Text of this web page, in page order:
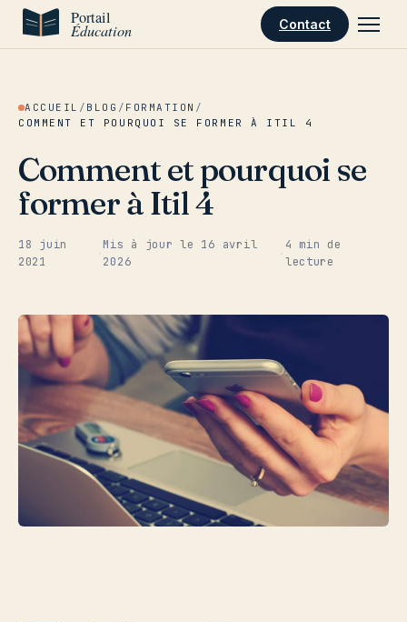
Aller au contenu
Contact
ACCUEIL / BLOG / FORMATION /
COMMENT ET POURQUOI SE FORMER À ITIL 4
Comment et pourquoi se
former à Itil 4
18 juin
2021
·
Mis à jour le 16 avril
2026
·
4 min de
lecture